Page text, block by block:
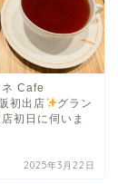
ネ Cafe
初出店
グラン
初日に伺いま
2025年3月22日